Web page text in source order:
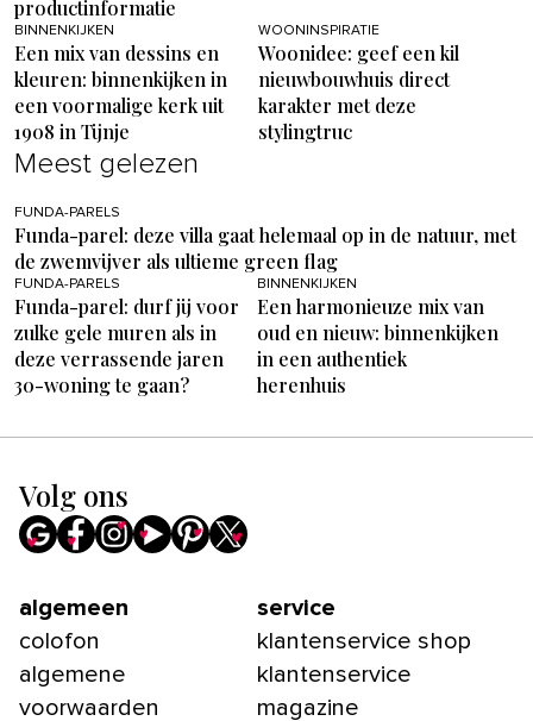
productinformatie
BINNENKIJKEN
Een mix van dessins en
kleuren: binnenkijken in
een voormalige kerk uit
1908 in Tijnje
WOONINSPIRATIE
Woonidee: geef een kil
nieuwbouwhuis direct
karakter met deze
stylingtruc
Meest gelezen
FUNDA-PARELS
Funda-parel: deze villa gaat helemaal op in de natuur, met
de zwemvijver als ultieme green flag
FUNDA-PARELS
Funda-parel: durf jij voor
zulke gele muren als in
deze verrassende jaren
30-woning te gaan?
BINNENKIJKEN
Een harmonieuze mix van
oud en nieuw: binnenkijken
in een authentiek
herenhuis
Volg ons
algemeen
colofon
algemene
voorwaarden
service
klantenservice shop
klantenservice
magazine